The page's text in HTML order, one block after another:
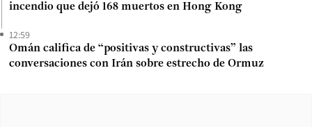
incendio que dejó 168 muertos en Hong Kong
12:59
Omán califica de “positivas y constructivas” las
conversaciones con Irán sobre estrecho de Ormuz